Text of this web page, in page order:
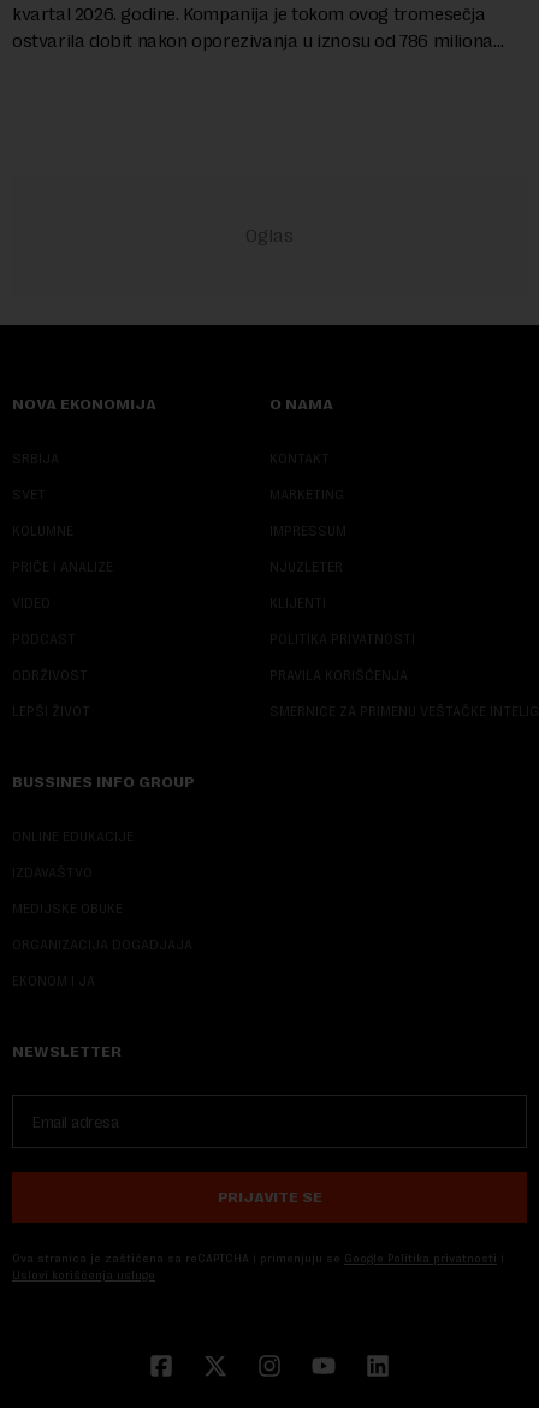
kvartal 2026. godine. Kompanija je tokom ovog tromesečja
ostvarila dobit nakon oporezivanja u iznosu od 786 miliona
NOVA EKONOMIJA
SRBIJA
SVET
KOLUMNE
PRIČE I ANALIZE
VIDEO
PODCAST
ODRŽIVOST
LEPŠI ŽIVOT
O NAMA
KONTAKT
MARKETING
IMPRESSUM
NJUZLETER
KLIJENTI
POLITIKA PRIVATNOSTI
PRAVILA KORIŠĆENJA
SMERNICE ZA PRIMENU VEŠTAČKE
BUSSINES INFO GROUP
ONLINE EDUKACIJE
IZDAVAŠTVO
MEDIJSKE OBUKE
ORGANIZACIJA DOGADJAJA
EKONOM I JA
NEWSLETTER
PRIJAVITE SE
Ova stranica je zaštićena sa reCAPTCHA i primenjuju se Google Politika privatnosti i
Uslovi korišćenja usluge